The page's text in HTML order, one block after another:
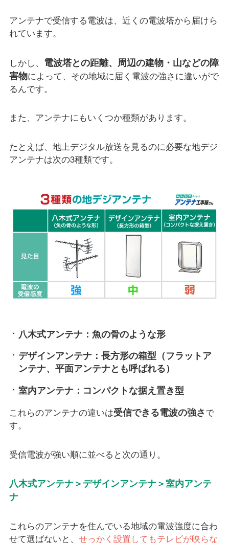
アンテナで受信する電波は、近くの電波塔から届けら
れています。
しかし、 電波塔との距離、周辺の建物・山などの障
害物によって、その地域に届く電波の強さに違いがで
るんです。
また、アンテナにもいくつか種類があります。
たとえば、地上デジタル放送を見るのに必要な地デジ
アンテナは次の3種類です。
八木式アンテナ：魚の骨のような形
デザインアンテナ：長方形の箱型（フラットア
ンテナ、平面アンテナとも呼ばれる）
室内アンテナ：コンパクトな据え置き型
これらのアンテナの違いは受信できる電波の強さで
す。
受信電波が強い順に並べると次の通り。
八木式アンテナ＞デザインアンテナ＞室内アンテ
ナ
これらのアンテナを住んでいる地域の電波強度に合わ
せて選ばないと、 せっかく設置してもテレビが映らな